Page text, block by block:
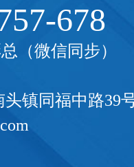
678
（微信同步）
镇同福中路39